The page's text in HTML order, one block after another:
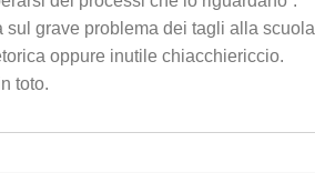
sul grave problema dei tagli alla scuola
oppure inutile chiacchiericcio.
toto.